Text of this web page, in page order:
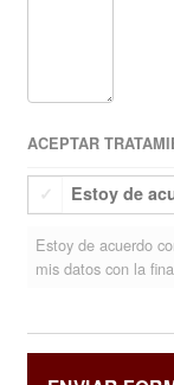
ACEPTAR
Estoy de
Estoy de acuerdo
mis datos con la